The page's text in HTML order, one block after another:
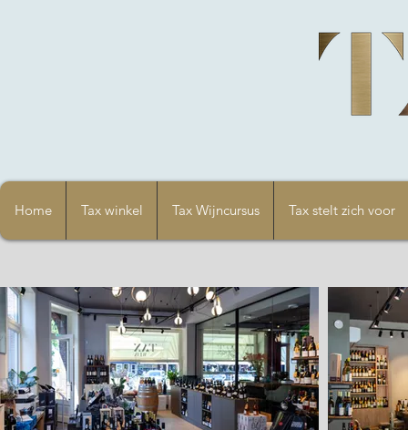
Home Tax winkel Tax Wijncursus Tax stelt zich voor